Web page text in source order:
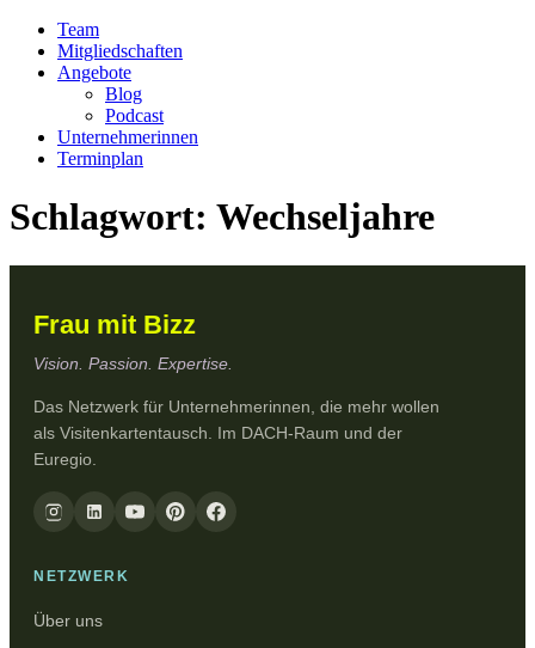
Team
Mitgliedschaften
Angebote
Blog
Podcast
Unternehmerinnen
Terminplan
Schlagwort: Wechseljahre
Frau mit Bizz
Vision. Passion. Expertise.
Das Netzwerk für Unternehmerinnen, die mehr wollen
als Visitenkartentausch. Im DACH-Raum und der
Euregio.
NETZWERK
Über uns